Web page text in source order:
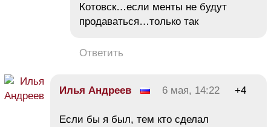
Котовск…если менты не будут
продаваться…только так
Ответить
Илья Андреев 6 мая, 14:22 +4
Если бы я был, тем кто сделал